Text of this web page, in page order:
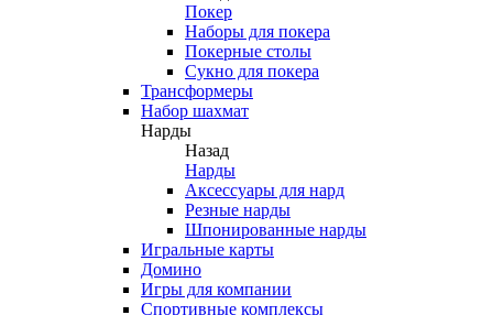
Покер
Наборы для покера
Покерные столы
Сукно для покера
Трансформеры
Набор шахмат
Нарды
Назад
Нарды
Аксессуары для нард
Резные нарды
Шпонированные нарды
Игральные карты
Домино
Игры для компании
Спортивные комплексы